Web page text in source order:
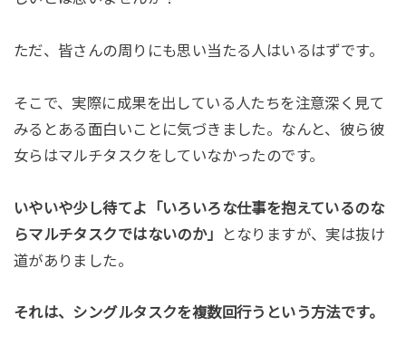
ただ、皆さんの周りにも思い当たる人はいるはずです。
そこで、実際に成果を出している人たちを注意深く見て
みるとある面白いことに気づきました。なんと、彼ら彼
女らはマルチタスクをしていなかったのです。
いやいや少し待てよ「いろいろな仕事を抱えているのな
らマルチタスクではないのか」
となりますが、実は抜け
道がありました。
それは、シングルタスクを複数回行うという方法です。